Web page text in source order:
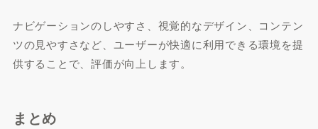
ナビゲーションのしやすさ、視覚的なデザイン、コンテン
ツの見やすさなど、ユーザーが快適に利用できる環境を提
供することで、評価が向上します。
まとめ